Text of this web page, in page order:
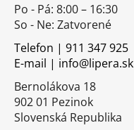
Po - Pá: 8:00 – 16:30
So - Ne: Zatvorené
Telefon | 911 347 925
E-mail | info@lipera.sk
Bernolákova 18
902 01 Pezinok
Slovenská Republika